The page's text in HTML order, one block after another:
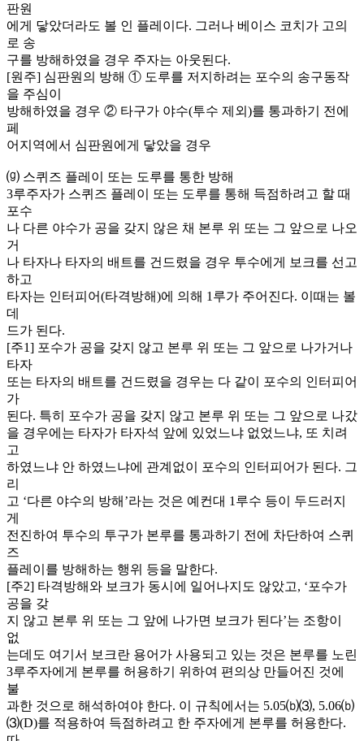
판원
에게 닿았더라도 볼 인 플레이다. 그러나 베이스 코치가 고의
로 송
구를 방해하였을 경우 주자는 아웃된다.
[원주] 심판원의 방해 ① 도루를 저지하려는 포수의 송구동작
을 주심이
방해하였을 경우 ② 타구가 야수(투수 제외)를 통과하기 전에
페
어지역에서 심판원에게 닿았을 경우
⒢ 스퀴즈 플레이 또는 도루를 통한 방해
3루주자가 스퀴즈 플레이 또는 도루를 통해 득점하려고 할 때
포수
나 다른 야수가 공을 갖지 않은 채 본루 위 또는 그 앞으로 나오
거
나 타자나 타자의 배트를 건드렸을 경우 투수에게 보크를 선고
하고
타자는 인터피어(타격방해)에 의해 1루가 주어진다. 이때는 볼
데
드가 된다.
[주1] 포수가 공을 갖지 않고 본루 위 또는 그 앞으로 나가거나
타자
또는 타자의 배트를 건드렸을 경우는 다 같이 포수의 인터피어
가
된다. 특히 포수가 공을 갖지 않고 본루 위 또는 그 앞으로 나갔
을 경우에는 타자가 타자석 앞에 있었느냐 없었느냐, 또 치려
고
하였느냐 안 하였느냐에 관계없이 포수의 인터피어가 된다. 그
리
고 ‘다른 야수의 방해’라는 것은 예컨대 1루수 등이 두드러지
게
전진하여 투수의 투구가 본루를 통과하기 전에 차단하여 스퀴
즈
플레이를 방해하는 행위 등을 말한다.
[주2] 타격방해와 보크가 동시에 일어나지도 않았고, ‘포수가
공을 갖
지 않고 본루 위 또는 그 앞에 나가면 보크가 된다’는 조항이
없
는데도 여기서 보크란 용어가 사용되고 있는 것은 본루를 노린
3루주자에게 본루를 허용하기 위하여 편의상 만들어진 것에
불
과한 것으로 해석하여야 한다. 이 규칙에서는 5.05⒝⑶, 5.06⒝
⑶(D)를 적용하여 득점하려고 한 주자에게 본루를 허용한다.